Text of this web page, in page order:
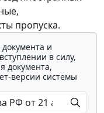
пропуска.
документа и
в силу,
документа,
версии системы